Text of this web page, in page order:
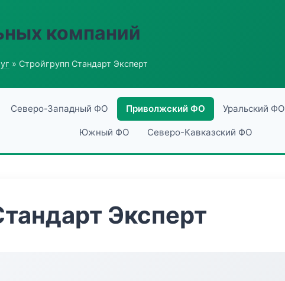
компаний
» Стройгрупп Стандарт Эксперт
Северо-Западный ФО Приволжский ФО Уральский ФО
Южный ФО Северо-Кавказский ФО
Эксперт